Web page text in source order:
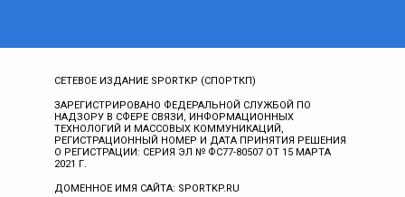
СЕТЕВОЕ ИЗДАНИЕ SPORTKP (СПОРТКП)
ЗАРЕГИСТРИРОВАНО ФЕДЕРАЛЬНОЙ СЛУЖБОЙ ПО
НАДЗОРУ В СФЕРЕ СВЯЗИ, ИНФОРМАЦИОННЫХ
ТЕХНОЛОГИЙ И МАССОВЫХ КОММУНИКАЦИЙ,
РЕГИСТРАЦИОННЫЙ НОМЕР И ДАТА ПРИНЯТИЯ РЕШЕНИЯ
О РЕГИСТРАЦИИ: СЕРИЯ ЭЛ № ФС77-80507 ОТ 15 МАРТА
2021 Г.
ДОМЕННОЕ ИМЯ САЙТА: SPORTKP.RU